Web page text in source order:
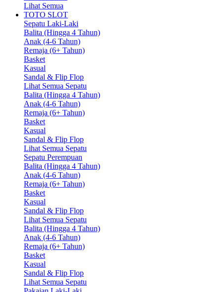
Lihat Semua
TOTO SLOT
Sepatu Laki-Laki
Balita (Hingga 4 Tahun)
Anak (4-6 Tahun)
Remaja (6+ Tahun)
Basket
Kasual
Sandal & Flip Flop
Lihat Semua Sepatu
Balita (Hingga 4 Tahun)
Anak (4-6 Tahun)
Remaja (6+ Tahun)
Basket
Kasual
Sandal & Flip Flop
Lihat Semua Sepatu
Sepatu Perempuan
Balita (Hingga 4 Tahun)
Anak (4-6 Tahun)
Remaja (6+ Tahun)
Basket
Kasual
Sandal & Flip Flop
Lihat Semua Sepatu
Balita (Hingga 4 Tahun)
Anak (4-6 Tahun)
Remaja (6+ Tahun)
Basket
Kasual
Sandal & Flip Flop
Lihat Semua Sepatu